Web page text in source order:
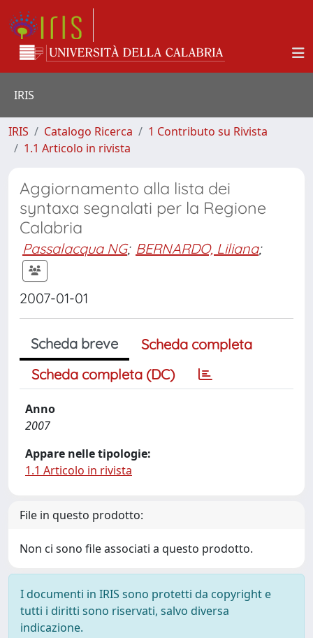
IRIS
IRIS Catalogo Ricerca
1 Contributo su Rivista
1.1 Articolo in rivista
Aggiornamento alla lista dei
syntaxa segnalati per la Regione
Calabria
Passalacqua NG; BERNARDO, Liliana;
2007-01-01
Scheda breve
Scheda completa
Scheda completa (DC)
Anno
2007
Appare nelle tipologie:
1.1 Articolo in rivista
File in questo prodotto:
Non ci sono file associati a questo prodotto.
I documenti in IRIS sono protetti da copyright e
tutti i diritti sono riservati, salvo diversa
indicazione.